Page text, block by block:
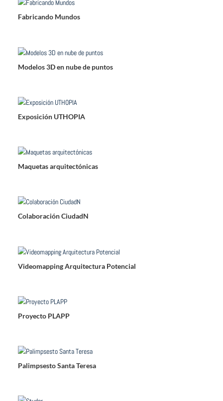
Fabricando Mundos
Modelos 3D en nube de puntos
Exposición UTHOPIA
Maquetas arquitectónicas
Colaboración CiudadN
Videomapping Arquitectura Potencial
Proyecto PLAPP
Palimpsesto Santa Teresa